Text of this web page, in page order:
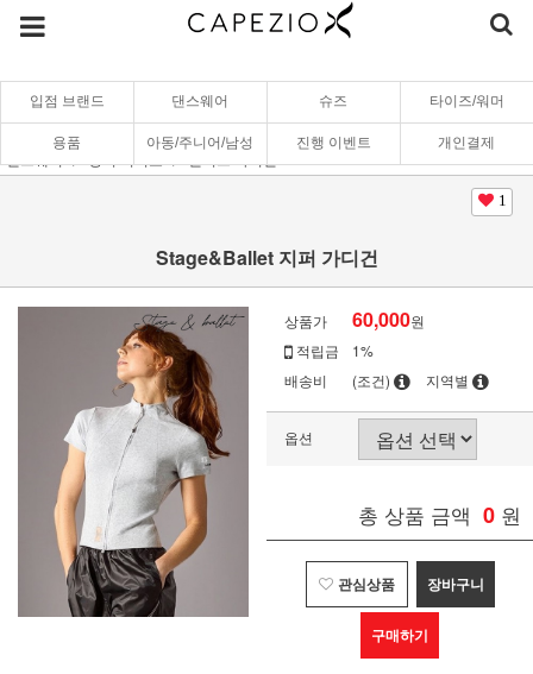
입점 브랜드 댄스웨어 슈즈 타이즈/워머
용품 아동/주니어/남성 진행 이벤트 개인결제
1
Stage&Ballet 지퍼 가디건
상품가 60,000원
적립금
1%
배송비
(조건) 지역별
옵션
총 상품 금액 0 원
관심상품 장바구니
구매하기